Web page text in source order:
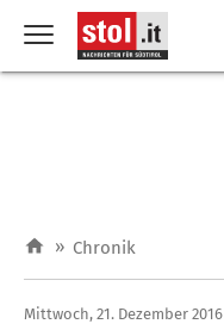
» Chronik
Mittwoch, 21. Dezember 2016